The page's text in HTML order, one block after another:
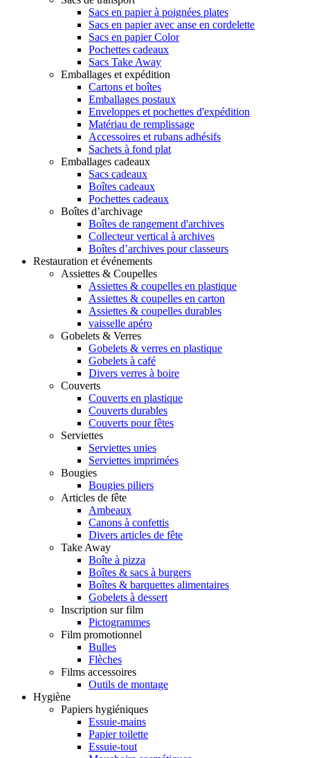
Sacs en papier à poignées plates
Sacs en papier avec anse en cordelette
Sacs en papier Color
Pochettes cadeaux
Sacs Take Away
Emballages et expédition
Cartons et boîtes
Emballages postaux
Enveloppes et pochettes d'expédition
Matériau de remplissage
Accessoires et rubans adhésifs
Sachets à fond plat
Emballages cadeaux
Sacs cadeaux
Boîtes cadeaux
Pochettes cadeaux
Boîtes d’archivage
Boîtes de rangement d'archives
Collecteur vertical à archives
Boîtes d’archives pour classeurs
Restauration et événements
Assiettes & Coupelles
Assiettes & coupelles en plastique
Assiettes & coupelles en carton
Assiettes & coupelles durables
vaisselle apéro
Gobelets & Verres
Gobelets & verres en plastique
Gobelets à café
Divers verres à boire
Couverts
Couverts en plastique
Couverts durables
Couverts pour fêtes
Serviettes
Serviettes unies
Serviettes imprimées
Bougies
Bougies piliers
Articles de fête
Ambeaux
Canons à confettis
Divers articles de fête
Take Away
Boîte à pizza
Boîtes & sacs à burgers
Boîtes & barquettes alimentaires
Gobelets à dessert
Inscription sur film
Pictogrammes
Film promotionnel
Bulles
Flèches
Films accessoires
Outils de montage
Hygiène
Papiers hygiéniques
Essuie-mains
Papier toilette
Essuie-tout